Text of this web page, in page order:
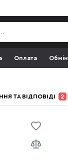
Оплата Обмін
ТА ВІДПОВІДІ 2